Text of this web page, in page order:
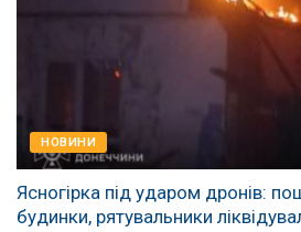
НОВИНИ
Ясногірка під ударом дронів:
будинки, рятувальники